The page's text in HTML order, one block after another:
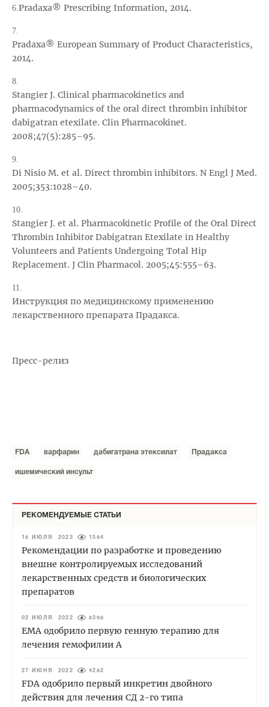
6.Pradaxa® Prescribing Information, 2014.
7.
Pradaxa® European Summary of Product Characteristics,
2014.
8.
Stangier J. Clinical pharmacokinetics and
pharmacodynamics of the oral direct thrombin inhibitor
dabigatran etexilate. Clin Pharmacokinet.
2008;47(5):285–95.
9.
Di Nisio M. et al. Direct thrombin inhibitors. N Engl J Med.
2005;353:1028–40.
10.
Stangier J. et al. Pharmacokinetic Profile of the Oral Direct
Thrombin Inhibitor Dabigatran Etexilate in Healthy
Volunteers and Patients Undergoing Total Hip
Replacement. J Clin Pharmacol. 2005;45:555–63.
11.
Инструкция по медицинскому применению
лекарственного препарата Прадакса.
Пресс-релиз
FDA варфарин дабигатрана этексилат Прадакса
ишемический инсульт
РЕКОМЕНДУЕМЫЕ СТАТЬИ
18 ИЮЛЯ 2023 1594
Рекомендации по разработке и проведению
внешне контролируемых исследований
лекарственных средств и биологических
препаратов
02 ИЮЛЯ 2022 8398
EMA одобрило первую генную терапию для
лечения гемофилии А
27 ИЮНЯ 2022 4282
FDA одобрило первый инкретин двойного
действия для лечения СД 2-го типа